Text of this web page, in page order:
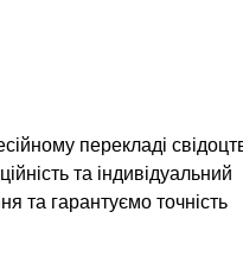
перекладі
та індивідуальний
та гарантуємо точність